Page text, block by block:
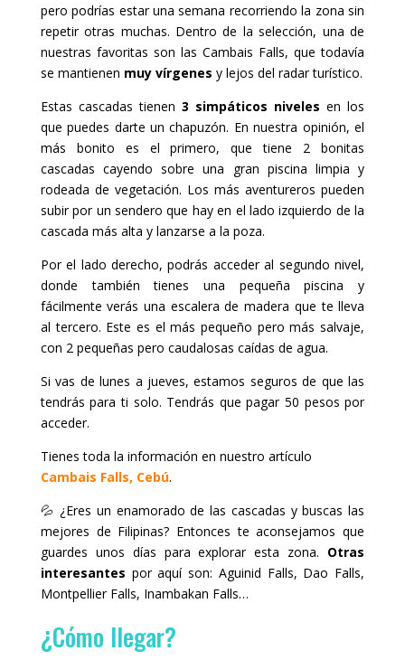
pero podrías estar una semana recorriendo la zona sin
repetir otras muchas. Dentro de la selección, una de
nuestras favoritas son las Cambais Falls, que todavía
se mantienen muy vírgenes y lejos del radar turístico.
Estas cascadas tienen 3 simpáticos niveles en los
que puedes darte un chapuzón. En nuestra opinión, el
más bonito es el primero, que tiene 2 bonitas
cascadas cayendo sobre una gran piscina limpia y
rodeada de vegetación. Los más aventureros pueden
subir por un sendero que hay en el lado izquierdo de la
cascada más alta y lanzarse a la poza.
Por el lado derecho, podrás acceder al segundo nivel,
donde también tienes una pequeña piscina y
fácilmente verás una escalera de madera que te lleva
al tercero. Este es el más pequeño pero más salvaje,
con 2 pequeñas pero caudalosas caídas de agua.
Si vas de lunes a jueves, estamos seguros de que las
tendrás para ti solo. Tendrás que pagar 50 pesos por
acceder.
Tienes toda la información en nuestro artículo
Cambais Falls, Cebú.
💦 ¿Eres un enamorado de las cascadas y buscas las
mejores de Filipinas? Entonces te aconsejamos que
guardes unos días para explorar esta zona. Otras
interesantes por aquí son: Aguinid Falls, Dao Falls,
Montpellier Falls, Inambakan Falls…
¿Cómo llegar?